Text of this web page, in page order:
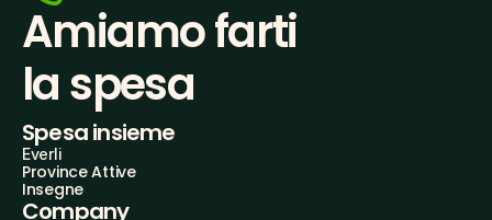
Amiamo farti
la spesa
Spesa insieme
Everli
Province Attive
Insegne
Company